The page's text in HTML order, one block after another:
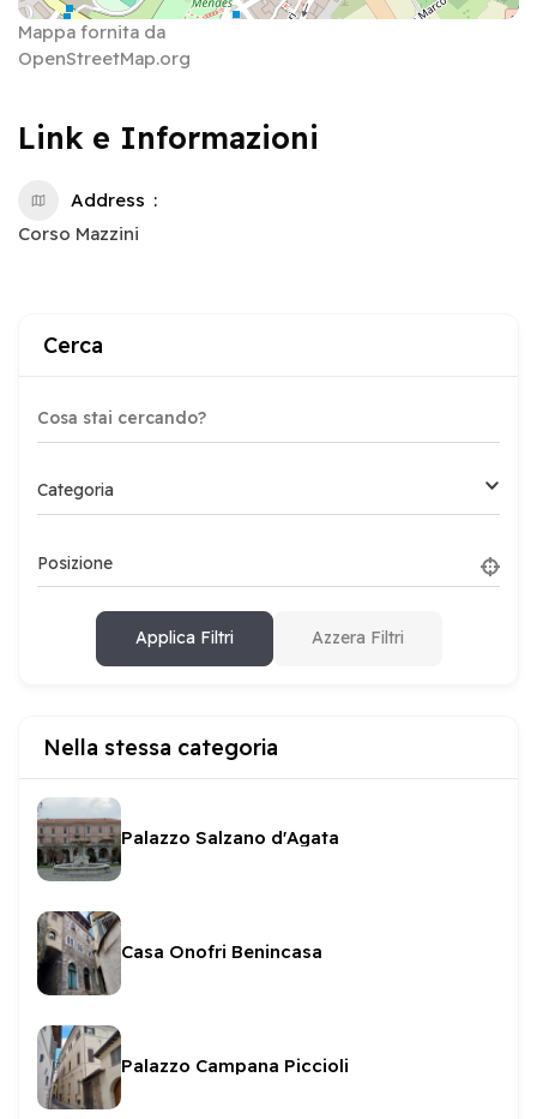
Mappa fornita da
OpenStreetMap.org
Link e Informazioni
Address
Corso Mazzini
Cerca
Categoria
Posizione
Applica Filtri Azzera Filtri
Nella stessa categoria
Palazzo Salzano d'Agata
Casa Onofri Benincasa
Palazzo Campana Piccioli